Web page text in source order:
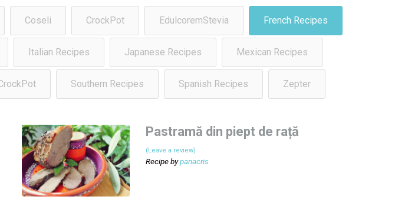
Coseli CrockPot EdulcoremStevia French Recipes
Italian Recipes Japanese Recipes Mexican Recipes
Southern Recipes Spanish Recipes Zepter
Pastramă din piept de rață
(Leave a review)
Recipe bypanacris